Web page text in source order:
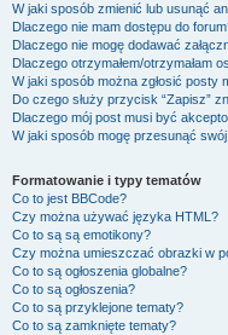
W jaki sposób zmienić lub usunąć
Dlaczego nie mam dostępu do
Dlaczego nie mogę dodawać
Dlaczego otrzymałem/otrzymałam
W jaki sposób można zgłosić posty
Do czego służy przycisk “Zapisz”
Dlaczego mój post musi być
W jaki sposób mogę przesunąć
Formatowanie i typy tematów
Co to jest BBCode?
Czy można używać języka HTML?
Co to są są emotikony?
Czy można umieszczać obrazki w
Co to są ogłoszenia globalne?
Co to są ogłoszenia?
Co to są przyklejone tematy?
Co to są zamknięte tematy?